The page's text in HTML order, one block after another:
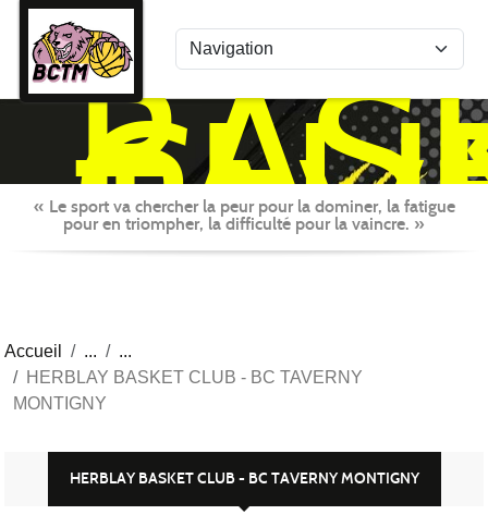
« Le sport va chercher la peur pour la dominer, la fatigue
pour en triompher, la difficulté pour la vaincre. »
Accueil
HERBLAY BASKET CLUB - BC TAVERNY
MONTIGNY
HERBLAY BASKET CLUB - BC TAVERNY MONTIGNY
Panneau de gestion des cookies